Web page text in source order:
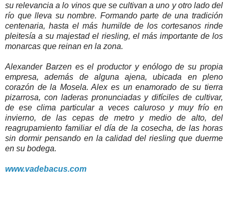
su relevancia a lo vinos que se cultivan a uno y otro lado del
río que lleva su nombre. Formando parte de una tradición
centenaria, hasta el más humilde de los cortesanos rinde
pleitesía a su majestad el riesling, el más importante de los
monarcas que reinan en la zona.
Alexander Barzen es el productor y enólogo de su propia
empresa, además de alguna ajena, ubicada en pleno
corazón de la Mosela. Alex es un enamorado de su tierra
pizarrosa, con laderas pronunciadas y difíciles de cultivar,
de ese clima particular a veces caluroso y muy frío en
invierno, de las cepas de metro y medio de alto, del
reagrupamiento familiar el día de la cosecha, de las horas
sin dormir pensando en la calidad del riesling que duerme
en su bodega.
www.vadebacus.com